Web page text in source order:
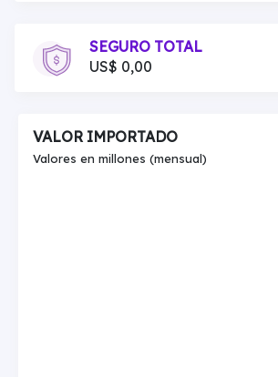
SEGURO TOTAL
US$ 0,00
VALOR IMPORTADO
Valores en millones (mensual)